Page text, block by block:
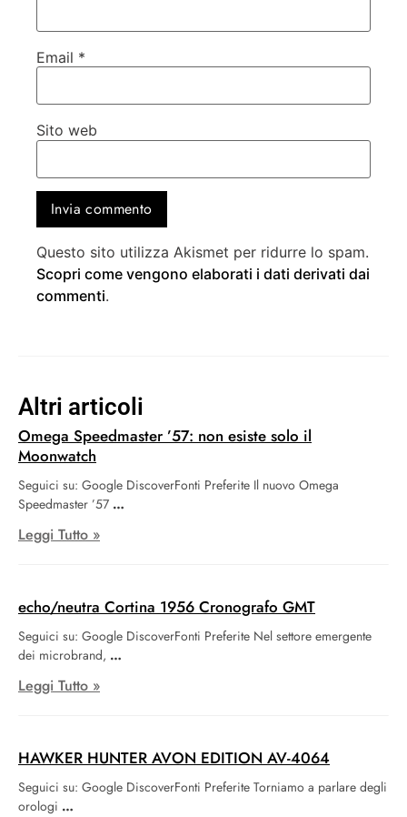
Altri articoli
Omega Speedmaster ’57: non esiste solo il
Moonwatch
Seguici su: Google DiscoverFonti Preferite Il nuovo Omega
Speedmaster ’57
Leggi Tutto »
echo/neutra Cortina 1956 Cronografo GMT
Seguici su: Google DiscoverFonti Preferite Nel settore emergente
dei microbrand,
Leggi Tutto »
HAWKER HUNTER AVON EDITION AV-4064
Seguici su: Google DiscoverFonti Preferite Torniamo a parlare degli
orologi
Email *
Sito web
Questo sito utilizza Akismet per ridurre lo spam.
Scopri come vengono elaborati i dati derivati dai
commenti.